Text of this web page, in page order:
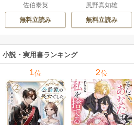
聞 15巻
佐伯泰英
無料立読み
風野真知雄
無料立読み
小説・実用書ランキング
1位 2位